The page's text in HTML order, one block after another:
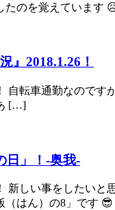
たのを覚えています
』2018.1.26！
自転車通勤なので
[…]
日」！-奥我-
新しい事をしたいと
（はん）の8」です